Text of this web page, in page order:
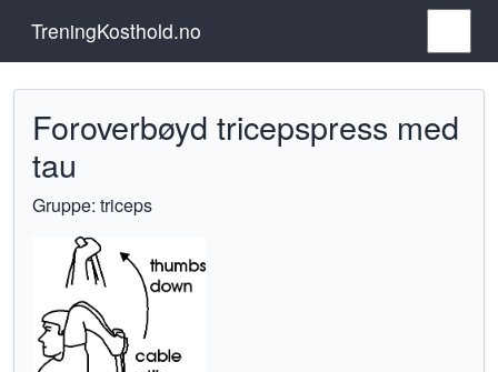
TreningKosthold.no
Foroverbøyd tricepspress med
tau
Gruppe: triceps